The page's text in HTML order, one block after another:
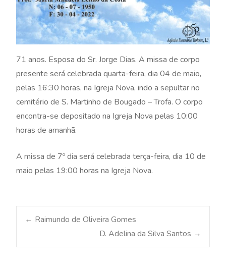
71 anos. Esposa do Sr. Jorge Dias. A missa de corpo
presente será celebrada quarta-feira, dia 04 de maio,
pelas 16:30 horas, na Igreja Nova, indo a sepultar no
cemitério de S. Martinho de Bougado – Trofa. O corpo
encontra-se depositado na Igreja Nova pelas 10:00
horas de amanhã.
A missa de 7º dia será celebrada terça-feira, dia 10 de
maio pelas 19:00 horas na Igreja Nova.
Post
← Raimundo de Oliveira Gomes
D. Adelina da Silva Santos →